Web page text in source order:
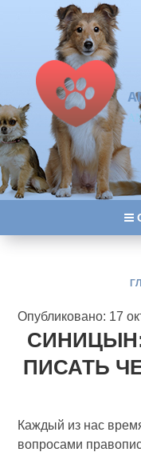
Опубликовано: 17
ПИСАТЬ
Каждый из нас
вопросами